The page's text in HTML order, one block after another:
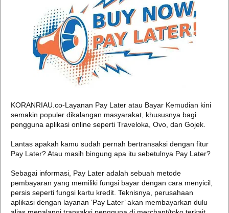
KORANRIAU.co-Layanan Pay Later atau Bayar Kemudian kini
semakin populer dikalangan masyarakat, khususnya bagi
pengguna aplikasi online seperti Traveloka, Ovo, dan Gojek.
Lantas apakah kamu sudah pernah bertransaksi dengan fitur
Pay Later? Atau masih bingung apa itu sebetulnya Pay Later?
Sebagai informasi, Pay Later adalah sebuah metode
pembayaran yang memiliki fungsi bayar dengan cara menyicil,
persis seperti fungsi kartu kredit. Teknisnya, perusahaan
aplikasi dengan layanan ‘Pay Later’ akan membayarkan dulu